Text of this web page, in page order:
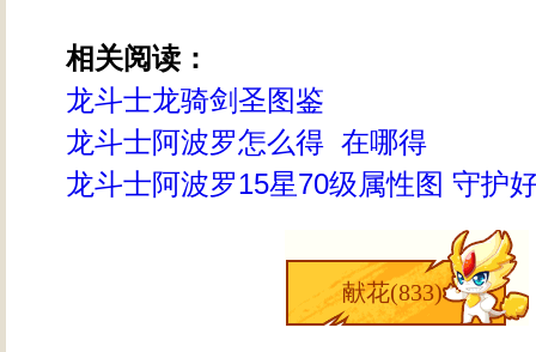
相关阅读：
龙斗士龙骑剑圣图鉴
龙斗士阿波罗怎么得 在哪得
龙斗士阿波罗15星70级属性图 守护
献花(833)